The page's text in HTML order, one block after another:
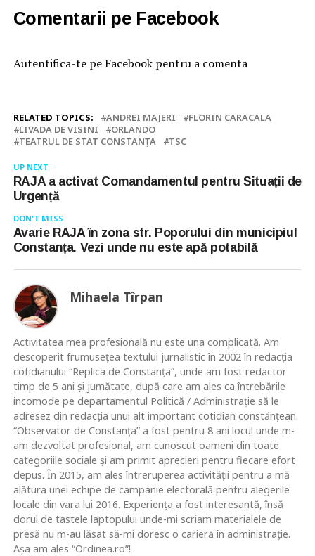
Comentarii pe Facebook
Autentifica-te pe Facebook pentru a comenta
RELATED TOPICS: ANDREI MAJERI
FLORIN CARACALA
LIVADA DE VISINI
ORLANDO
TEATRUL DE STAT CONSTANŢA
TSC
UP NEXT
RAJA a activat Comandamentul pentru Situații de
Urgență
DON'T MISS
Avarie RAJA în zona str. Poporului din municipiul
Constanța. Vezi unde nu este apă potabilă
Mihaela Tîrpan
Activitatea mea profesională nu este una complicată. Am
descoperit frumusețea textului jurnalistic în 2002 în redacția
cotidianului “Replica de Constanța”, unde am fost redactor
timp de 5 ani și jumătate, după care am ales ca întrebările
incomode pe departamentul Politică / Administrație să le
adresez din redacția unui alt important cotidian constănțean.
“Observator de Constanța” a fost pentru 8 ani locul unde m-
am dezvoltat profesional, am cunoscut oameni din toate
categoriile sociale și am primit aprecieri pentru fiecare efort
depus. În 2015, am ales întreruperea activității pentru a mă
alătura unei echipe de campanie electorală pentru alegerile
locale din vara lui 2016. Experiența a fost interesantă, însă
dorul de tastele laptopului unde-mi scriam materialele de
presă nu m-au lăsat să-mi doresc o carieră în administrație.
Așa am ales “Ordinea.ro”!